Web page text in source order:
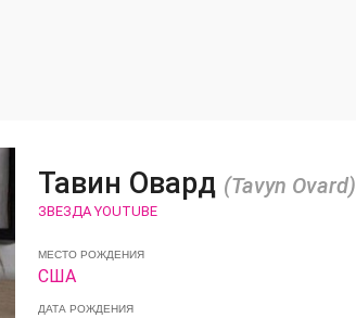
Тавин Овард (Tavyn Ovard)
ЗВЕЗДА YOUTUBE
МЕСТО РОЖДЕНИЯ
США
ДАТА РОЖДЕНИЯ